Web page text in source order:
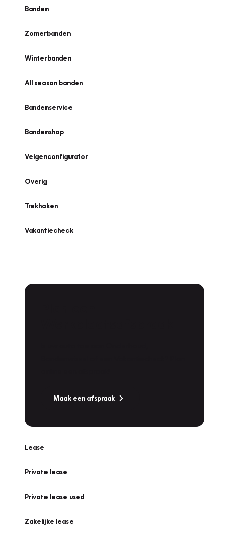
Banden
Zomerbanden
Winterbanden
All season banden
Bandenservice
Bandenshop
Velgenconfigurator
Overig
Trekhaken
Vakantiecheck
Maak een afspraak
Lease
Private lease
Private lease used
Zakelijke lease